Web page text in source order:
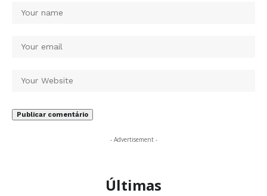
- Advertisement -
Últimas